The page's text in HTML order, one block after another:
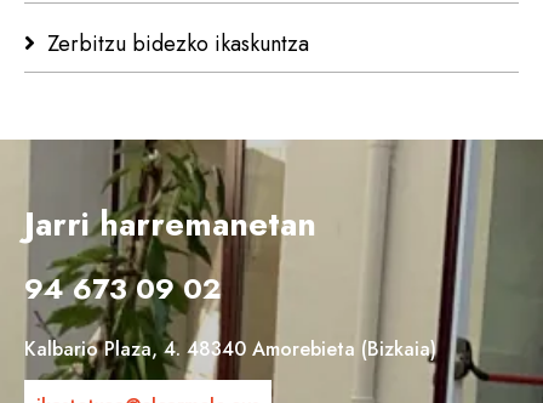
Zerbitzu bidezko ikaskuntza
Jarri harremanetan
94 673 09 02
Kalbario Plaza, 4. 48340 Amorebieta (Bizkaia)